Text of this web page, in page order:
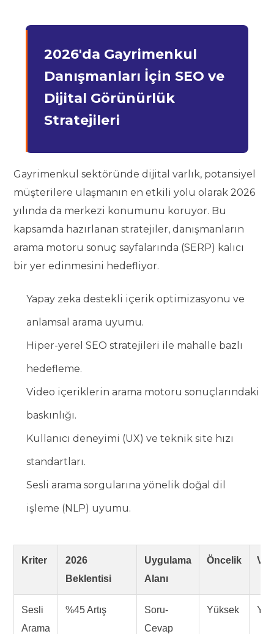
2026'da Gayrimenkul
Danışmanları İçin SEO ve
Dijital Görünürlük
Stratejileri
Gayrimenkul sektöründe dijital varlık, potansiyel
müşterilere ulaşmanın en etkili yolu olarak 2026
yılında da merkezi konumunu koruyor. Bu
kapsamda hazırlanan stratejiler, danışmanların
arama motoru sonuç sayfalarında (SERP) kalıcı
bir yer edinmesini hedefliyor.
Yapay zeka destekli içerik optimizasyonu ve
anlamsal arama uyumu.
Hiper-yerel SEO stratejileri ile mahalle bazlı
hedefleme.
Video içeriklerin arama motoru sonuçlarındaki
baskınlığı.
Kullanıcı deneyimi (UX) ve teknik site hızı
standartları.
Sesli arama sorgularına yönelik doğal dil
işleme (NLP) uyumu.
Kriter
2026
Beklentisi
Uygulama
Alanı
Öncelik
Sesli
Arama
%45 Artış
Soru-
Cevap
Yüksek